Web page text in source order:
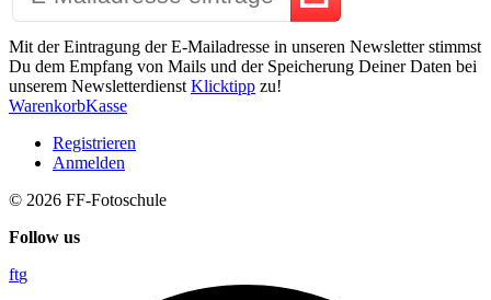
Mit der Eintragung der E-Mailadresse in unseren Newsletter stimmst
Du dem Empfang von Mails und der Speicherung Deiner Daten bei
unserem Newsletterdienst Klicktipp zu!
WarenkorbKasse
Registrieren
Anmelden
© 2026 FF-Fotoschule
Follow us
ftg